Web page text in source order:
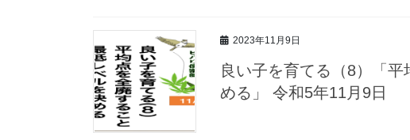
2023年11月9日
良い子を育てる（8）「
める」 令和5年11月9日